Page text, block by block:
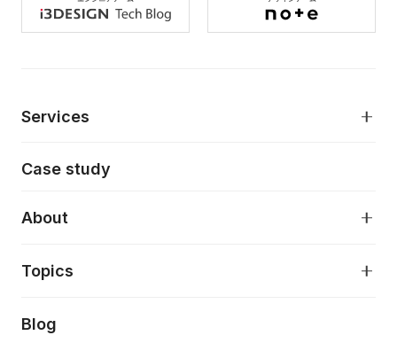
Services
AI駆動開発支援
モダナイゼーション
デジタルプロダクトデザイン
デザインシステム構築支援
Case study
About
About
当社が目指しているもの
Topics
Press release
Blog